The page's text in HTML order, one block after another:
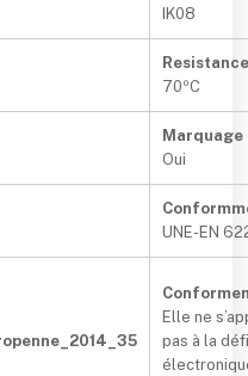
IK08
70ºC
Marquage
Oui
UNE-EN
Elle ne
pas à la